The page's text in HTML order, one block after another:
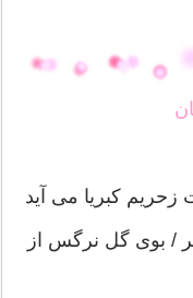
کبریا می آید
/ بوی گل نرگس از